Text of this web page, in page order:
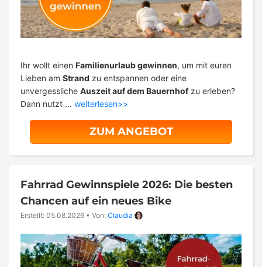
Ihr wollt einen Familienurlaub gewinnen, um mit euren
Lieben am Strand zu entspannen oder eine
unvergessliche Auszeit auf dem Bauernhofzu erleben?
Dann nutzt … weiterlesen>>
ZUM ANGEBOT
Fahrrad Gewinnspiele 2026: Die besten
Chancen auf ein neues Bike
Erstellt: 05.08.2026 • Von: Claudia